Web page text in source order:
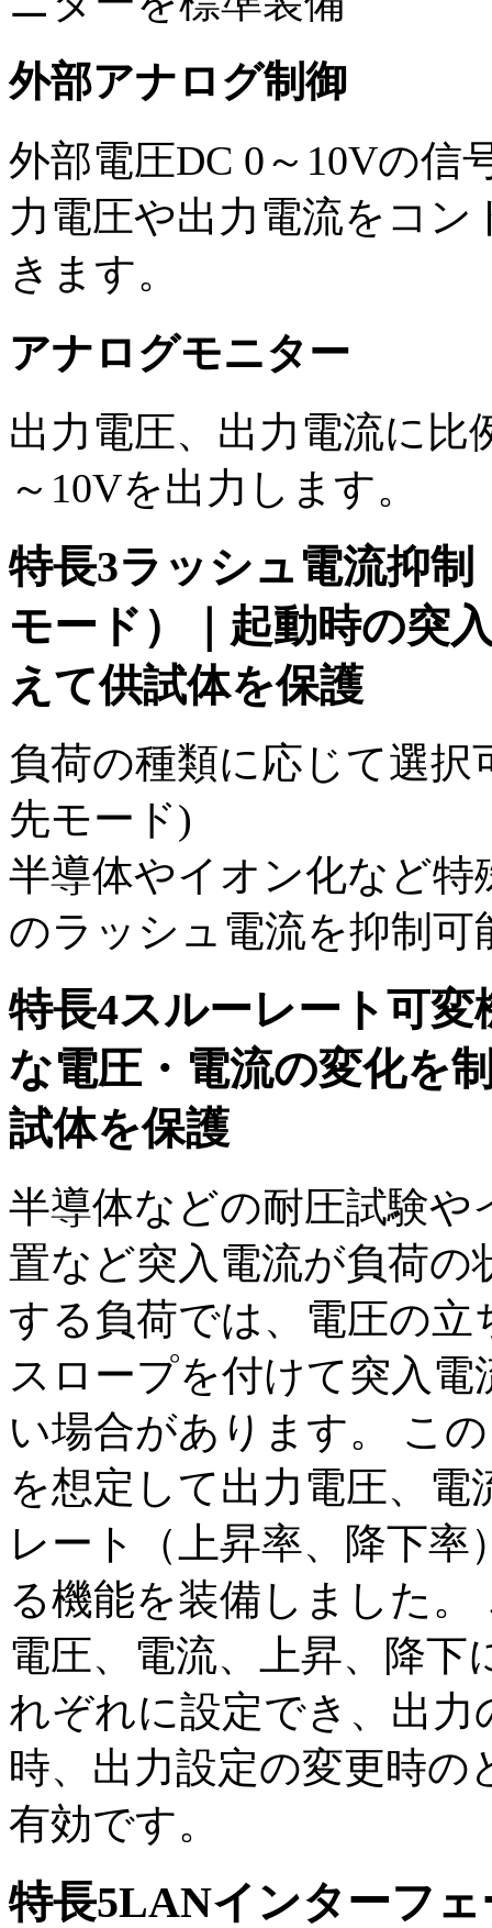
外部アナログ制御
外部電圧DC 0～10Vの信
力電圧や出力電流をコン
きます。
アナログモニター
出力電圧、出力電流に比
～10Vを出力します。
特長3ラッシュ電流抑制
モード）｜起動時の突
えて供試体を保護
負荷の種類に応じて選択
先モード)
半導体やイオン化など特
のラッシュ電流を抑制可
特長4スルーレート可変
な電圧・電流の変化を
試体を保護
半導体などの耐圧試験や
置など突入電流が負荷の
する負荷では、電圧の立
スロープを付けて突入電
い場合があります。 こ
を想定して出力電圧、電
レート（上昇率、降下率
る機能を装備しました。
電圧、電流、上昇、降下
れぞれに設定でき、出力
時、出力設定の変更時の
有効です。
特長5LANインターフェ